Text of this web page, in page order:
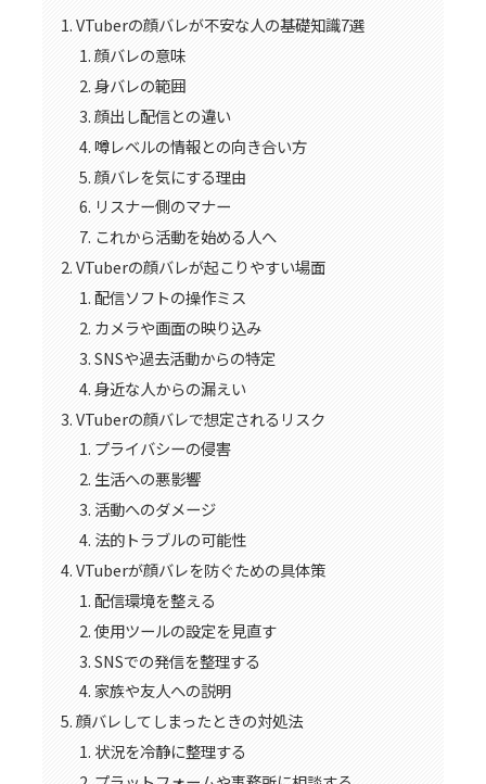
VTuberの顔バレが不安な人の基礎知識7選
顔バレの意味
身バレの範囲
顔出し配信との違い
噂レベルの情報との向き合い方
顔バレを気にする理由
リスナー側のマナー
これから活動を始める人へ
VTuberの顔バレが起こりやすい場面
配信ソフトの操作ミス
カメラや画面の映り込み
SNSや過去活動からの特定
身近な人からの漏えい
VTuberの顔バレで想定されるリスク
プライバシーの侵害
生活への悪影響
活動へのダメージ
法的トラブルの可能性
VTuberが顔バレを防ぐための具体策
配信環境を整える
使用ツールの設定を見直す
SNSでの発信を整理する
家族や友人への説明
顔バレしてしまったときの対処法
状況を冷静に整理する